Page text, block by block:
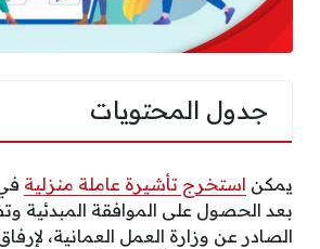
جدول المحتويات
يمكن استخرج تأشيرة عاملة منزلية
بعد الحصول على الموافقة المبدئية
الصادر عن وزارة العمل العمانية،